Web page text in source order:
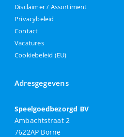
Disclaimer / Assortiment
Privacybeleid
Contact
Vacatures
Cookiebeleid (EU)
Adresgegevens
Speelgoedbezorgd BV
Ambachtstraat 2
7622AP Borne